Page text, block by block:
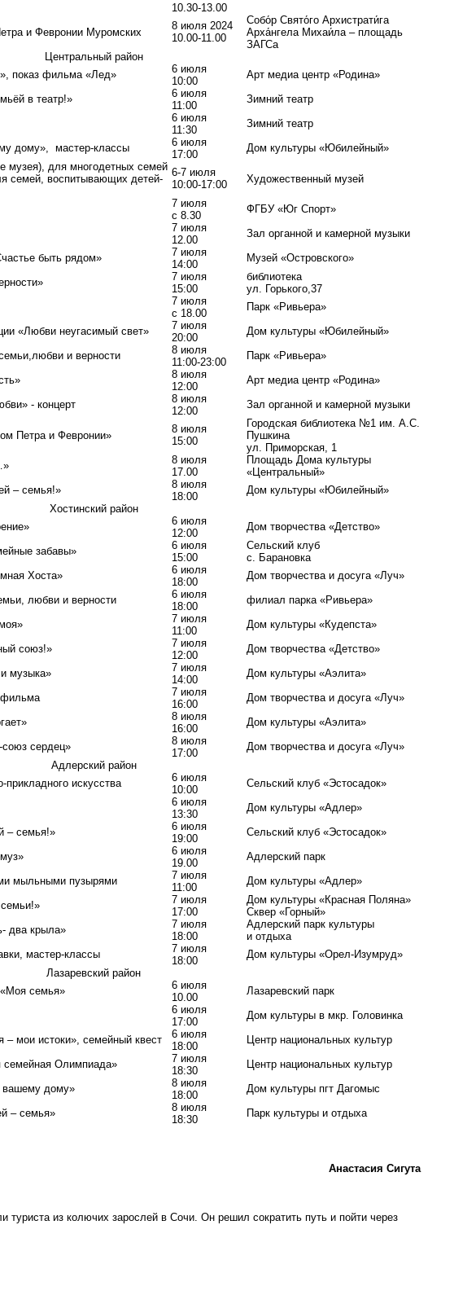
10.30-13.00
и Февронии Муромских
8 июля 2024
10.00-11.00
Собо́р Свято́го Архистрати́га
Арха́нгела Михаи́ла – площадь
ЗАГСа
Центральный район
показ фильма «Лед»
6 июля
10:00
Арт медиа центр «Родина»
в театр!»
6 июля
11:00
Зимний театр
6 июля
11:30
Зимний театр
дому», мастер-классы
6 июля
17:00
Дом культуры «Юбилейный»
музея), для многодетных семей
семей, воспитывающих детей-
6-7 июля
10:00-17:00
Художественный музей
7 июля
с 8.30
ФГБУ «Юг Спорт»
7 июля
12.00
Зал органной и камерной музыки
быть рядом»
7 июля
14:00
Музей «Островского»
7 июля
15:00
библиотека
ул. Горького,37
7 июля
с 18.00
Парк «Ривьера»
«Любви неугасимый свет»
7 июля
20:00
Дом культуры «Юбилейный»
и верности
8 июля
11:00-23:00
Парк «Ривьера»
8 июля
12:00
Арт медиа центр «Родина»
- концерт
8 июля
12:00
Зал органной и камерной музыки
Петра и Февронии»
8 июля
15:00
Городская библиотека №1 им. А.С.
Пушкина
ул. Приморская, 1
8 июля
17.00
Площадь Дома культуры
«Центральный»
– семья!»
8 июля
18:00
Дом культуры «Юбилейный»
Хостинский район
6 июля
12:00
Дом творчества «Детство»
забавы»
6 июля
15:00
Сельский клуб
с. Барановка
Хоста»
6 июля
18:00
Дом творчества и досуга «Луч»
любви и верности
6 июля
18:00
филиал парка «Ривьера»
7 июля
11:00
Дом культуры «Кудепста»
союз!»
7 июля
12:00
Дом творчества «Детство»
музыка»
7 июля
14:00
Дом культуры «Аэлита»
фильма
7 июля
16:00
Дом творчества и досуга «Луч»
8 июля
16:00
Дом культуры «Аэлита»
сердец»
8 июля
17:00
Дом творчества и досуга «Луч»
Адлерский район
искусства
6 июля
10:00
Сельский клуб «Эстосадок»
6 июля
13:30
Дом культуры «Адлер»
– семья!»
6 июля
19:00
Сельский клуб «Эстосадок»
6 июля
19.00
Адлерский парк
мыльными пузырями
7 июля
11:00
Дом культуры «Адлер»
7 июля
17:00
Дом культуры «Красная Поляна»
Сквер «Горный»
два крыла»
7 июля
18:00
Адлерский парк культуры
и отдыха
мастер-классы
7 июля
18:00
Дом культуры «Орел-Изумруд»
Лазаревский район
«Моя семья»
6 июля
10.00
Лазаревский парк
6 июля
17:00
Дом культуры в мкр. Головинка
мои истоки», семейный квест
6 июля
18:00
Центр национальных культур
семейная Олимпиада»
7 июля
18:30
Центр национальных культур
вашему дому»
8 июля
18:00
Дом культуры пгт Дагомыс
– семья»
8 июля
18:30
Парк культуры и отдыха
Анастасия Сигута
туриста из колючих зарослей в Сочи . Он решил сократить путь и пойти через